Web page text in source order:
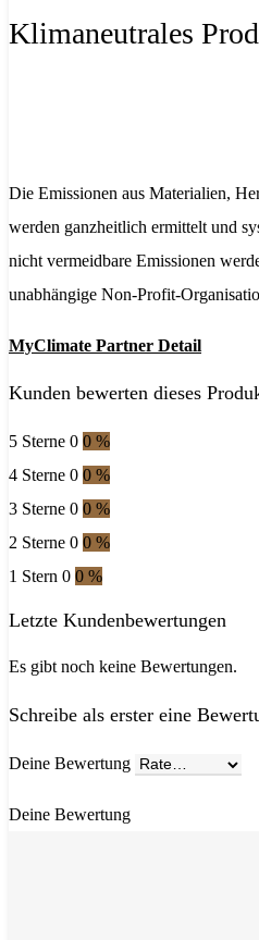
Klimaneutrales
Die Emissionen aus Materialien,
werden ganzheitlich ermittelt und
nicht vermeidbare Emissionen
unabhängige Non-Profit-
MyClimate Partner Detail
Kunden bewerten dieses
5 Sterne 0 0 %
4 Sterne 0 0 %
3 Sterne 0 0 %
2 Sterne 0 0 %
1 Stern 0 0 %
Letzte Kundenbewertungen
Es gibt noch keine Bewertungen.
Schreibe als erster eine
Deine Bewertung
Deine Bewertung